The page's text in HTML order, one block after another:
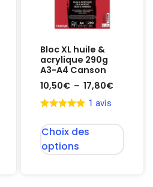
Bloc XL huile &
acrylique 290g
A3-A4 Canson
10,50€ – 17,80€
1 avis
Choix des
options